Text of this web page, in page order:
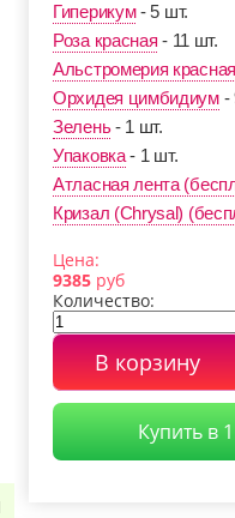
Белоостров
Видное (МО)
Днепропетровск
(Украина)
Королев (МО)
Люберцы
Луга
Цена:
9385 руб
Количество:
В корзину
Купить в
Гиперикум- 5 шт.
Роза красная - 11 шт.
Альстромерия красная
Орхидея цимбидиум-
Зелень- 1 шт.
Упаковка- 1 шт.
Атласная лента
Кризал (Chrysal)